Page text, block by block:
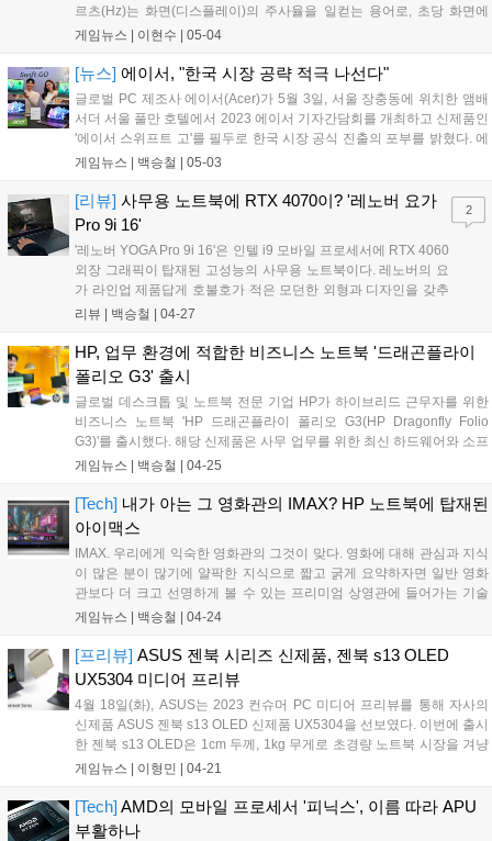
르츠(Hz)는 화면(디스플레이)의 주사율을 일컫는 용어로, 초당 화면에
갱신되는 횟수다. 쉽게 말해 60Hz는 초당 화면을 60번 갱신한다는 얘기
게임뉴스 | 이현수 | 05-04
[뉴스] 에이서, "한국 시장 공략 적극 나선다"
글로벌 PC 제조사 에이서(Acer)가 5월 3일, 서울 장충동에 위치한 앰배
서더 서울 풀만 호텔에서 2023 에이서 기자간담회를 개최하고 신제품인
'에이서 스위프트 고'를 필두로 한국 시장 공식 진출의 포부를 밝혔다. 에
이서는 최근 30대 신세대 리더인 웨인 니엔(Wayne Nien)을 한국법인 신
운 에이서의 이미지를 통해 한국 사업을 혁신적으로 이끌어 나간다는 계
획을 밝혔다. 웨인 대표는 "글로벌 Top5 PC 브랜드로서 쌓아온 본사의
국내 외산 브랜드 Top3에 진입하겠다"라며 힘찬 포부와 의지를 내비쳤
다....
게임뉴스 | 백승철 | 05-03
[리뷰] 사무용 노트북에 RTX 4070이? '레노버 요가
Pro 9i 16'
'레노버 YOGA Pro 9i 16'은 인텔 i9 모바일 프로세서에 RTX 4060
외장 그래픽이 탑재된 고성능의 사무용 노트북이다. 레노버의 요
가 라인업 제품답게 호불호가 적은 모던한 외형과 디자인을 갖추
고 있으며 16인치의 거대한 화면을 통해 물리적인 확장성도 챙긴
인증 제품의 주요 특징은 인텔 최신 13세대 프로세서 탑재, FHD
상태로 최대 9시간 지속 가능하고 30분 고속 충전으로 4시간 이
상 배터리 지속 가능, 인텔 와이파이 6E 기능 지원 및 썬더볼트 4
탑재, 다중 연결 장치 환경을 가능케하는 인텔 유니슨 기능 탑재
및 그 외 회의 등의 비즈니스 툴과의 호환성이 있다....
리뷰 | 백승철 | 04-27
2
HP, 업무 환경에 적합한 비즈니스 노트북 '드래곤플라이
폴리오 G3' 출시
글로벌 데스크톱 및 노트북 전문 기업 HP가 하이브리드 근무자를 위한
비즈니스 노트북 'HP 드래곤플라이 폴리오 G3(HP Dragonfly Folio
G3)'를 출시했다. 해당 신제품은 사무 업무를 위한 최신 하드웨어와 소프
트웨어 솔루션을 집약해, 엔데믹 시대의 하이브리드 업무 환경에 최적화
이 폴리오 G3는 가죽 느낌을 재연한 폴리우레탄 재질로 제작돼 세련된
디자인뿐만 아니라 생활 스크래치에 강한 내구성을 갖추고 있다. 이에
비즈니스 리더를 포함한 외근이 많은 직종, 하이브리드 근무자 등 다양
한 장소에서 여러 업무를 수행해야 하는 사용자들에게 특히 유용하다....
게임뉴스 | 백승철 | 04-25
[Tech] 내가 아는 그 영화관의 IMAX? HP 노트북에 탑재된
아이맥스
IMAX. 우리에게 익숙한 영화관의 그것이 맞다. 영화에 대해 관심과 지식
이 많은 분이 많기에 얄팍한 지식으로 짧고 굵게 요약하자면 일반 영화
관보다 더 크고 선명하게 볼 수 있는 프리미엄 상영관에 들어가는 기술
을 칭하고 있다. 일반 상영관과 IMAX 상영관의 스크린이 다르듯이, HP
비를 제공한다는 것이 특징이다. DTS:X 공간 오디오는 더 말할 것 없
고....
게임뉴스 | 백승철 | 04-24
[프리뷰] ASUS 젠북 시리즈 신제품, 젠북 s13 OLED
UX5304 미디어 프리뷰
4월 18일(화), ASUS는 2023 컨슈머 PC 미디어 프리뷰를 통해 자사의
신제품 ASUS 젠북 s13 OLED 신제품 UX5304을 선보였다. 이번에 출시
한 젠북 s13 OLED은 1cm 두께, 1kg 무게로 초경량 노트북 시장을 겨냥
하는 제품이다. 플라스틱을 사용하지 않은 견고한 메탈 프레임과 알루미
게임뉴스 | 이형민 | 04-21
[Tech] AMD의 모바일 프로세서 '피닉스', 이름 따라 APU
부활하나